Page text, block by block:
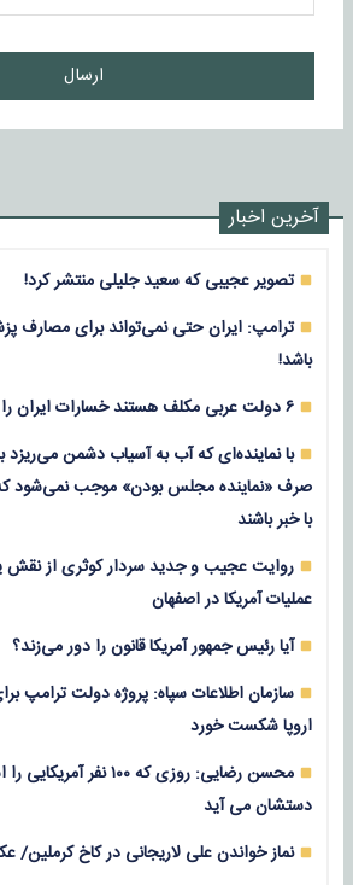
ارسال
آخرین اخبار
تصویر عجیبی که سعید جلیلی منتشر کرد!
ترامپ: ایران حتی نمی‌تواند برای مصارف
باشد!
۶ دولت عربی مکلف هستند خسارات ایران را جبران کنند
با نماینده‌ای که آب به آسیاب دشمن
صرف «نماینده مجلس بودن» موجب نمی‌شود که
با خبر باشند
روایت عجیب و جدید سردار کوثری از نقش
عملیات آمریکا در اصفهان
آیا رئیس جمهور آمریکا قانون را دور می‌زند؟
سازمان اطلاعات سپاه: پروژه دولت ترامپ
اروپا شکست خورد
محسن رضایی: روزی که ۱۰۰
دستشان می آید
نماز خواندن علی لاریجانی در کاخ کرملین/